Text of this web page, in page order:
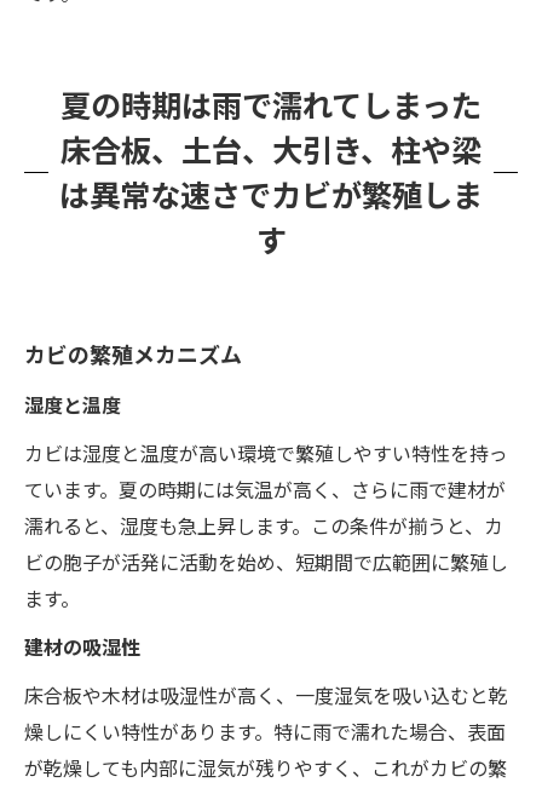
夏の時期は雨で濡れてしまった
床合板、土台、大引き、柱や梁
は異常な速さでカビが繁殖しま
す
カビの繁殖メカニズム
湿度と温度
カビは湿度と温度が高い環境で繁殖しやすい特性を持っ
ています。夏の時期には気温が高く、さらに雨で建材が
濡れると、湿度も急上昇します。この条件が揃うと、カ
ビの胞子が活発に活動を始め、短期間で広範囲に繁殖し
ます。
建材の吸湿性
床合板や木材は吸湿性が高く、一度湿気を吸い込むと乾
燥しにくい特性があります。特に雨で濡れた場合、表面
が乾燥しても内部に湿気が残りやすく、これがカビの繁